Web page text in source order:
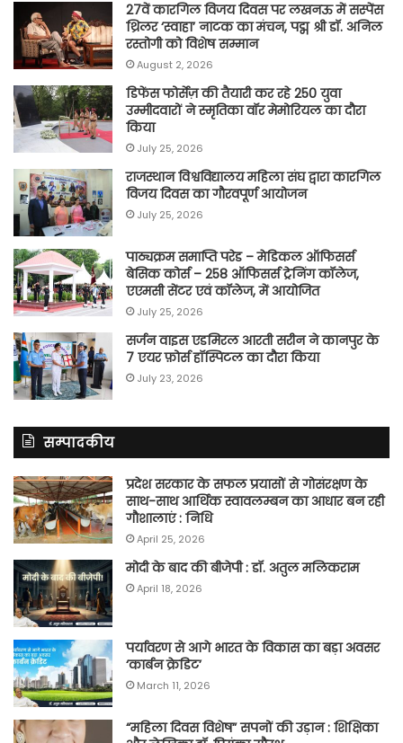
27वें कारगिल विजय दिवस पर लखनऊ में सस्पेंस
थ्रिलर ‘स्वाहा’ नाटक का मंचन, पद्म श्री डॉ. अनिल
रस्तोगी को विशेष सम्मान
August 2, 2026
डिफेंस फोर्सेज़ की तैयारी कर रहे 250 युवा
उम्मीदवारों ने स्मृतिका वॉर मेमोरियल का दौरा
किया
July 25, 2026
राजस्थान विश्वविद्यालय महिला संघ द्वारा कारगिल
विजय दिवस का गौरवपूर्ण आयोजन
July 25, 2026
पाठ्यक्रम समाप्ति परेड – मेडिकल ऑफिसर्स
बेसिक कोर्स – 258 ऑफिसर्स ट्रेनिंग कॉलेज,
एएमसी सेंटर एवं कॉलेज, में आयोजित
July 25, 2026
सर्जन वाइस एडमिरल आरती सरीन ने कानपुर के
7 एयर फ़ोर्स हॉस्पिटल का दौरा किया
July 23, 2026
सम्पादकीय
प्रदेश सरकार के सफल प्रयासों से गोसंरक्षण के
साथ-साथ आर्थिक स्वावलम्बन का आधार बन रही
गौशालाएं : निधि
April 25, 2026
मोदी के बाद की बीजेपी : डॉ. अतुल मलिकराम
April 18, 2026
पर्यावरण से आगे भारत के विकास का बड़ा अवसर
‘कार्बन क्रेडिट’
March 11, 2026
“महिला दिवस विशेष” सपनों की उड़ान : शिक्षिका